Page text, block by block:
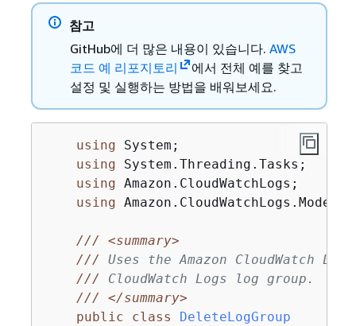
참고
GitHub에 더 많은 내용이 있습니다. AWS
코드 예 리포지토리
에서 전체 예를 찾고
설정 및 실행하는 방법을 배워보세요.
using System;
using System.Threading.Tasks;
using Amazon.CloudWatchLogs;
using Amazon.CloudWatchLogs.Model;
///
<summary>
/// Uses the Amazon CloudWatch
/// CloudWatch Logs log group.
///
</summary>
public
class
DeleteLogGroup